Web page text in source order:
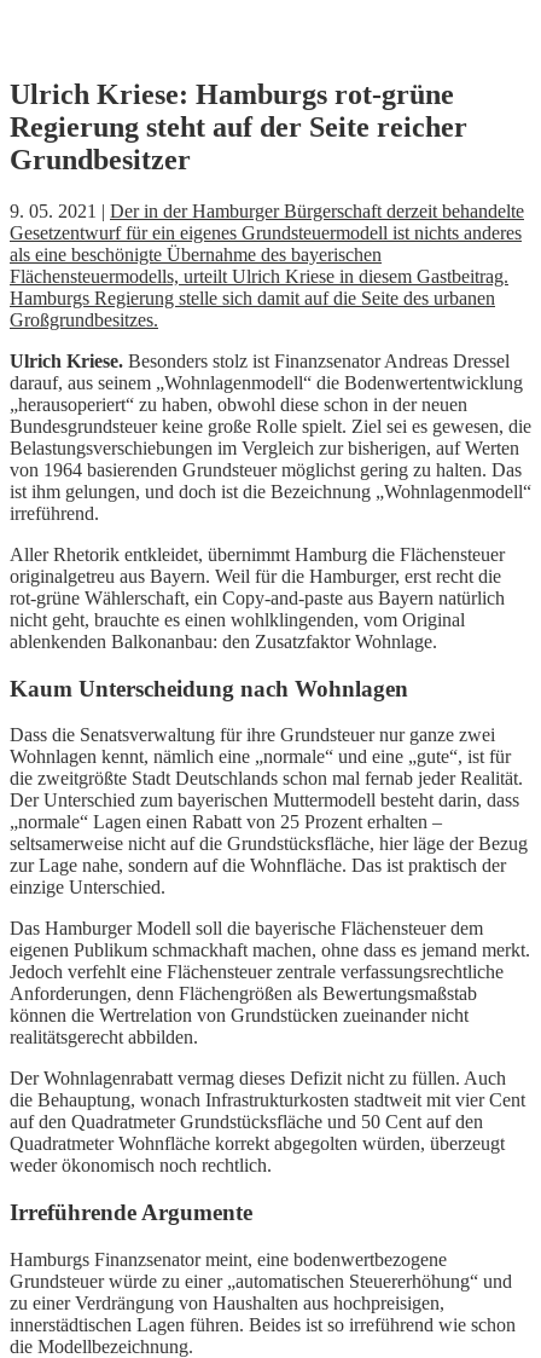
Skip
to
content
Ulrich Kriese: Hamburgs rot-grüne
Regierung steht auf der Seite reicher
Grundbesitzer
9. 05. 2021 | Der in der Hamburger Bürgerschaft derzeit behandelte
Gesetzentwurf für ein eigenes Grundsteuermodell ist nichts anderes
als eine beschönigte Übernahme des bayerischen
Flächensteuermodells, urteilt Ulrich Kriese in diesem Gastbeitrag.
Hamburgs Regierung stelle sich damit auf die Seite des urbanen
Großgrundbesitzes.
Ulrich Kriese. Besonders stolz ist Finanzsenator Andreas Dressel
darauf, aus seinem „Wohnlagenmodell“ die Bodenwertentwicklung
„herausoperiert“ zu haben, obwohl diese schon in der neuen
Bundesgrundsteuer keine große Rolle spielt. Ziel sei es gewesen, die
Belastungsverschiebungen im Vergleich zur bisherigen, auf Werten
von 1964 basierenden Grundsteuer möglichst gering zu halten. Das
ist ihm gelungen, und doch ist die Bezeichnung „Wohnlagenmodell“
irreführend.
Aller Rhetorik entkleidet, übernimmt Hamburg die Flächensteuer
originalgetreu aus Bayern. Weil für die Hamburger, erst recht die
rot-grüne Wählerschaft, ein Copy-and-paste aus Bayern natürlich
nicht geht, brauchte es einen wohlklingenden, vom Original
ablenkenden Balkonanbau: den Zusatzfaktor Wohnlage.
Kaum Unterscheidung nach Wohnlagen
Dass die Senatsverwaltung für ihre Grundsteuer nur ganze zwei
Wohnlagen kennt, nämlich eine „normale“ und eine „gute“, ist für
die zweitgrößte Stadt Deutschlands schon mal fernab jeder Realität.
Der Unterschied zum bayerischen Muttermodell besteht darin, dass
„normale“ Lagen einen Rabatt von 25 Prozent erhalten –
seltsamerweise nicht auf die Grundstücksfläche, hier läge der Bezug
zur Lage nahe, sondern auf die Wohnfläche. Das ist praktisch der
einzige Unterschied.
Das Hamburger Modell soll die bayerische Flächensteuer dem
eigenen Publikum schmackhaft machen, ohne dass es jemand merkt.
Jedoch verfehlt eine Flächensteuer zentrale verfassungsrechtliche
Anforderungen, denn Flächengrößen als Bewertungsmaßstab
können die Wertrelation von Grundstücken zueinander nicht
realitätsgerecht abbilden.
Der Wohnlagenrabatt vermag dieses Defizit nicht zu füllen. Auch
die Behauptung, wonach Infrastrukturkosten stadtweit mit vier Cent
auf den Quadratmeter Grundstücksfläche und 50 Cent auf den
Quadratmeter Wohnfläche korrekt abgegolten würden, überzeugt
weder ökonomisch noch rechtlich.
Irreführende Argumente
Hamburgs Finanzsenator meint, eine bodenwertbezogene
Grundsteuer würde zu einer „automatischen Steuererhöhung“ und
zu einer Verdrängung von Haushalten aus hochpreisigen,
innerstädtischen Lagen führen. Beides ist so irreführend wie schon
die Modellbezeichnung.